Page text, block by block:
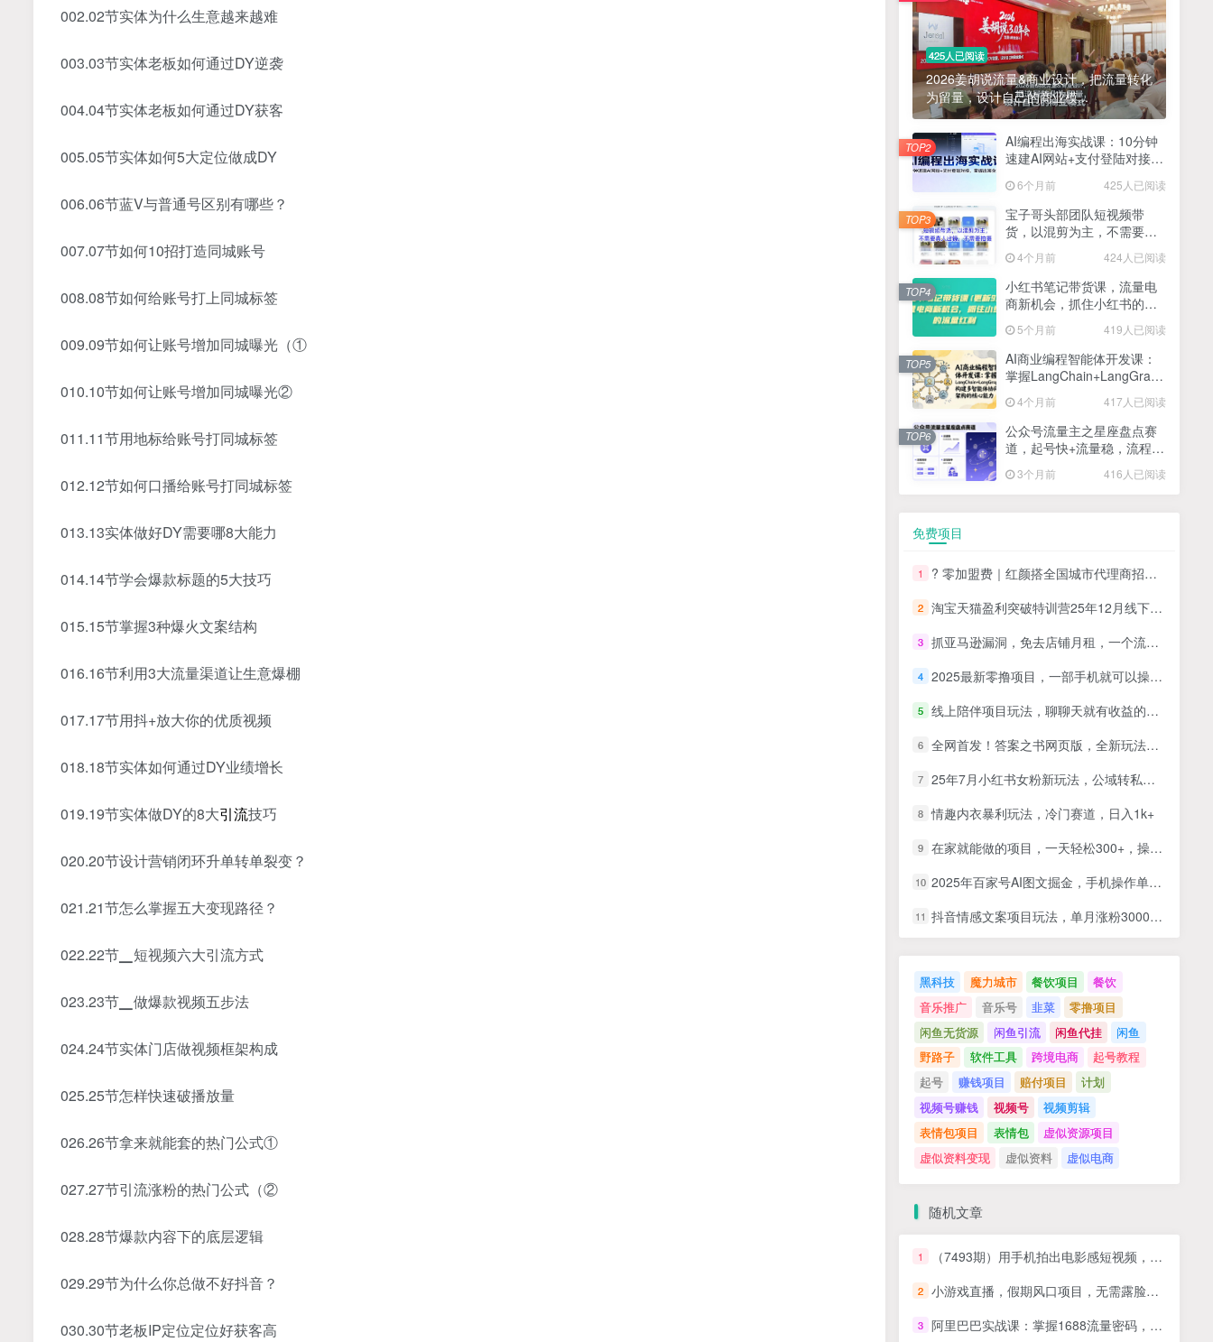
002.02节实体为什么生意越来越难
003.03节实体老板如何通过DY逆袭
004.04节实体老板如何通过DY获客
005.05节实体如何5大定位做成DY
006.06节蓝V与普通号区别有哪些？
007.07节如何10招打造同城账号
008.08节如何给账号打上同城标签
009.09节如何让账号增加同城曝光（①
010.10节如何让账号增加同城曝光②
011.11节用地标给账号打同城标签
012.12节如何口播给账号打同城标签
013.13实体做好DY需要哪8大能力
014.14节学会爆款标题的5大技巧
015.15节掌握3种爆火文案结构
016.16节利用3大流量渠道让生意爆棚
017.17节用抖+放大你的优质视频
018.18节实体如何通过DY业绩增长
019.19节实体做DY的8大引流技巧
020.20节设计营销闭环升单转单裂变？
021.21节怎么掌握五大变现路径？
022.22节▁短视频六大引流方式
023.23节▁做爆款视频五步法
024.24节实体门店做视频框架构成
025.25节怎样快速破播放量
026.26节拿来就能套的热门公式①
027.27节引流涨粉的热门公式（②
028.28节爆款内容下的底层逻辑
029.29节为什么你总做不好抖音？
030.30节老板IP定位定位好获客高
淘宝天猫盈利突破特训营25年12月线下课，系统性的深度剖析电商企业经营之道，打造电商标准化运营体系
3 抓亚马逊漏洞，免去店铺月租，一个流量大竞争小，让你有机会成大卖的赛道
2025最新零撸项目，一部手机就可以操作，20秒一单，零投入纯薅羊毛，无门槛，一天200+【揭秘】
5 线上陪伴项目玩法，聊聊天就有收益的项目，一个月收益5000+
6 全网首发！答案之书网页版，全新玩法，搭配文档和网页，日入1k+零门槛小白首选副业
7 25年7月小红书女粉新玩法，公域转私域变现，日轻松变现2张+，5分钟简单复制好上手
8 情趣内衣暴利玩法，冷门赛道，日入1k+
9 在家就能做的项目，一天轻松300+，操作简单上手快
10 2025年百家号AI图文掘金，手机操作单号月入4-5位数，低门槛【附指令+工具】
抖音情感文案项目玩法，单月涨粉3000+，新手小白也能做
425人已阅读
2026姜胡说流量&商业设计，把流量转化
为留量，设计自己的商业模...
AI编程出海实战课：10分钟
速建AI网站+支付登陆对接，
6个月前 425人已阅读
TOP2
宝子哥头部团队短视频带
货，以混剪为主，不需要真
26年3月】
4个月前 424人已阅读
TOP3
小红书笔记带货课，流量电
商新机会，抓住小红书的流
5个月前 419人已阅读
TOP4
AI商业编程智能体开发课：
掌握LangChain+LangGraph
心能力
4个月前 417人已阅读
TOP5
公众号流量主之星座盘点赛
道，起号快+流量稳，流程简
3个月前 416人已阅读
TOP6
免费项目
1 ? 零加盟费｜红颜搭全国城市代理商招募正式启动！
2 淘宝天猫盈利突破特训营25年12月线下课，系统性的深度剖析电商企业经营之道，打造电商标准化运营体系
3 抓亚马逊漏洞，免去店铺月租，一个流量大竞争小，让你有机会成大卖的赛道
4 2025最新零撸项目，一部手机就可以操作，20秒一单，零投入纯薅羊毛，无门槛，一天200+【揭秘】
5 线上陪伴项目玩法，聊聊天就有收益的项目，一个月收益5000+
6 全网首发！答案之书网页版，全新玩法，搭配文档和网页，日入1k+零门槛小白首选副业
7 25年7月小红书女粉新玩法，公域转私域变现，日轻松变现2张+，5分钟简单复制好上手
8 情趣内衣暴利玩法，冷门赛道，日入1k+
9 在家就能做的项目，一天轻松300+，操作简单上手快
10 2025年百家号AI图文掘金，手机操作单号月入4-5位数，低门槛【附指令+工具】
11 抖音情感文案项目玩法，单月涨粉3000+，新手小白也能做
黑科技 魔力城市 餐饮项目
餐饮
音乐推广
音乐号 韭菜
零撸项目
闲鱼无货源
闲鱼引流 闲鱼代挂
闲鱼
野路子
软件工具 跨境电商
起号教程
起号
赚钱项目 赔付项目
计划
视频号赚钱
视频号
视频剪辑
表情包项目
表情包
虚似资源项目
虚似资料变现
虚似资料 虚似电商
随机文章
1 （7493期）用手机拍出电影感短视频，0基础手机拍摄剪辑，从入门到进阶系统课程(125节)
2 小游戏直播，假期风口项目，无需露脸，小白每天三小时，到账3000+
3 阿里巴巴实战课：掌握1688流量密码，提升运营能力，实现店铺增长